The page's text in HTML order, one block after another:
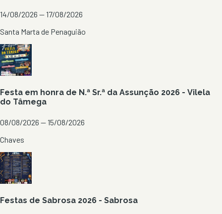
14/08/2026 — 17/08/2026
Santa Marta de Penaguião
Festa em honra de N.ª Sr.ª da Assunção 2026 - Vilela
do Tâmega
08/08/2026 — 15/08/2026
Chaves
Festas de Sabrosa 2026 - Sabrosa